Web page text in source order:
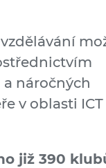
náročných
v oblasti ICT
již 390